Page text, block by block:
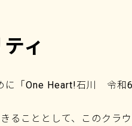
ィ
「One Heart!石川 令和6
こととして、このクラ